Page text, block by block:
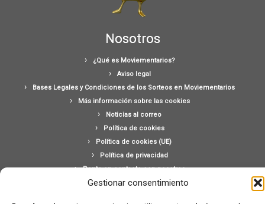
Gestionar consentimiento
Nosotros
¿Qué es Moviementarios?
Aviso legal
Bases Legales y Condiciones de los Sorteos en Moviementarios
Más información sobre las cookies
Noticias al correo
Política de cookies
Política de cookies (UE)
Política de privacidad
Ponte en contacto con nosotros